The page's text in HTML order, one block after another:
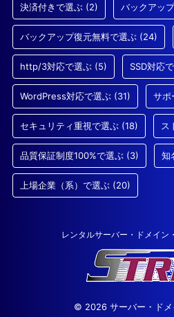
決済付きで選ぶ (2) バックアッ
バックアップ復元無料で選ぶ (24)
http/3対応で選ぶ (5) SSD対応
WordPress対応で選ぶ (31) サポ
セキュリティ重視で選ぶ (18) ス
品質保証制度100%で選ぶ (3) 知
上場企業（系）で選ぶ (20)
レンタルサーバー・ドメイン
© 2026 サーバー・ドメ